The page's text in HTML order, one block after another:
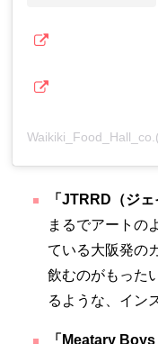
「JTRRD（ジ
まるでアートの
ている大阪発の
飲むのがもった
るような、イン
「Meatary